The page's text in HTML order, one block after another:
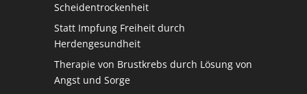
Scheidentrockenheit
Statt Impfung Freiheit durch
Herdengesundheit
Therapie von Brustkrebs durch Lösung von
Angst und Sorge